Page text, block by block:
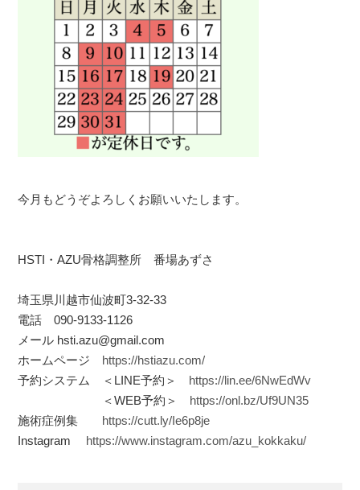
今月もどうぞよろしくお願いいたします。
HSTI・AZU骨格調整所 番場あずさ
埼玉県川越市仙波町3-32-33
電話 090-9133-1126
メール hsti.azu@gmail.com
ホームページ https://hstiazu.com/
予約システム ＜LINE予約＞ https://lin.ee/6NwEdWv
＜WEB予約＞ https://onl.bz/Uf9UN35
施術症例集 https://cutt.ly/Ie6p8je
Instagram https://www.instagram.com/azu_kokkaku/